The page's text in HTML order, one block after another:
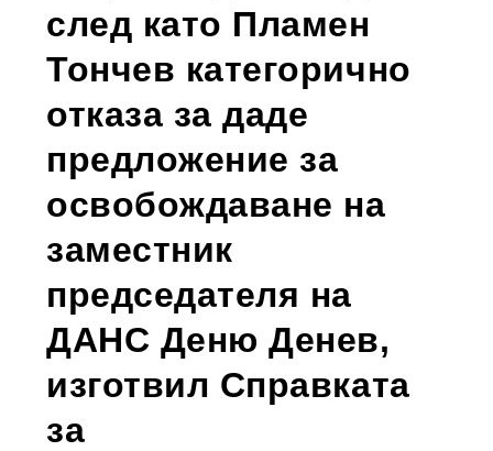
след като Пламен
Тончев категорично
отказа за даде
предложение за
освобождаване на
заместник
председателя на
ДАНС Деню Денев,
изготвил Справката
за